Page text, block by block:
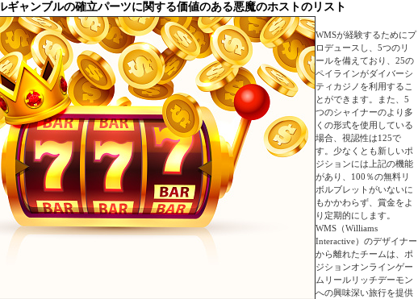
ギャンブルの確立パーツに関する価値のある悪魔のホストのリスト
WMSが経験するためにプ
ロデュースし、5つのリ
ールを備えており、25の
ペイラインがダイバーシ
ティカジノを利用するこ
とができます。また、5
つのシャイナーのより多
くの形式を使用している
場合、視認性は125で
す。少なくとも新しいポ
ジションには上記の機能
があり、100％の無料リ
ボルブレットがいないに
もかかわらず、賞金をよ
り定期的にします。
WMS（Williams
Interactive）のデザイナー
から離れたチームは、ポ
ジションオンラインゲー
ムリールリッチデーモン
への興味深い旅行を提供